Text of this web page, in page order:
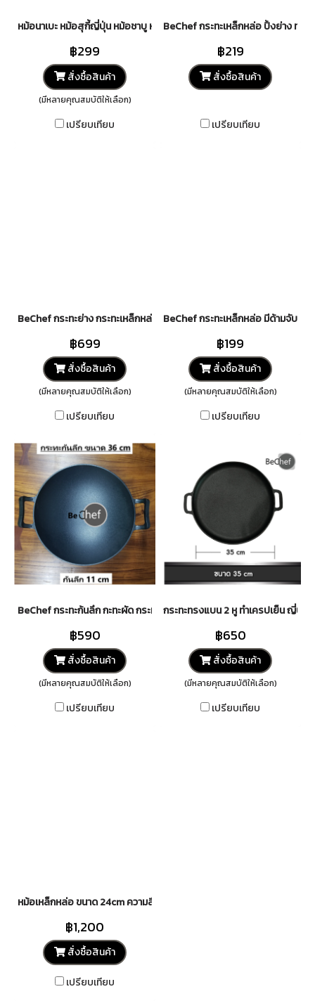
หม้อนาเบะ หม้อสุกี้ญี่ปุ่น หม้อชาบู หม้อ เหล็กหล่อ หม้อซุป พร้อมฝาไม้ปิด สาม
฿299
สั่งซื้อสินค้า
(มีหลายคุณสมบัติให้เลือก)
เปรียบเทียบ
BeChef กระทะเหล็กหล่อ ปิ้งย่าง ทร
฿219
สั่งซื้อสินค้า
เปรียบเทียบ
BeChef กระทะย่าง กระทะเหล็กหล่อ 2 หู ย่างสเต๊ก ขนาด 31cm กะทะย่างส
฿699
สั่งซื้อสินค้า
(มีหลายคุณสมบัติให้เลือก)
เปรียบเทียบ
BeChef กระทะเหล็กหล่อ มีด้ามจับ มี 4
฿199
สั่งซื้อสินค้า
(มีหลายคุณสมบัติให้เลือก)
เปรียบเทียบ
BeChef กระทะก้นลึก กะทะผัด กระทะทอด เหล็กหล่อ ร้อนเร็ว ทนทาน ประหยั
฿590
สั่งซื้อสินค้า
(มีหลายคุณสมบัติให้เลือก)
เปรียบเทียบ
กระทะทรงแบน 2 หู ทำเครปเย็น ญี่ปุ่น
฿650
สั่งซื้อสินค้า
(มีหลายคุณสมบัติให้เลือก)
เปรียบเทียบ
หม้อเหล็กหล่อ ขนาด 24cm ความลึก 10cm ทนทาน แข็งแรง เหมาะสำหรับ
฿1,200
สั่งซื้อสินค้า
เปรียบเทียบ